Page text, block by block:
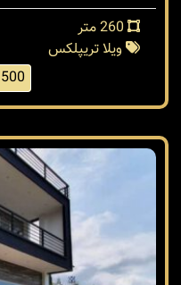
ویلا تریپلکس
12.500